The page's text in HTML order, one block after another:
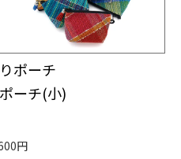
ポーチ
ーチ(小)
円